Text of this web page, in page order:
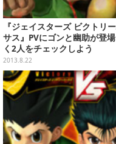
『ジェイスターズ ビクトリ
サス』PVにゴンと幽助が登
く2人をチェックしよう
2013.8.22